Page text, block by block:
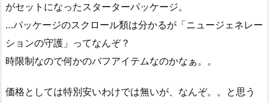
がセットになったスターターパッケージ。
…パッケージのスクロール類は分かるが「ニュージェネレー
ションの守護」ってなんぞ？
時限制なので何かのバフアイテムなのかなぁ。。
価格としては特別安いわけでは無いが、なんぞ。。と思う